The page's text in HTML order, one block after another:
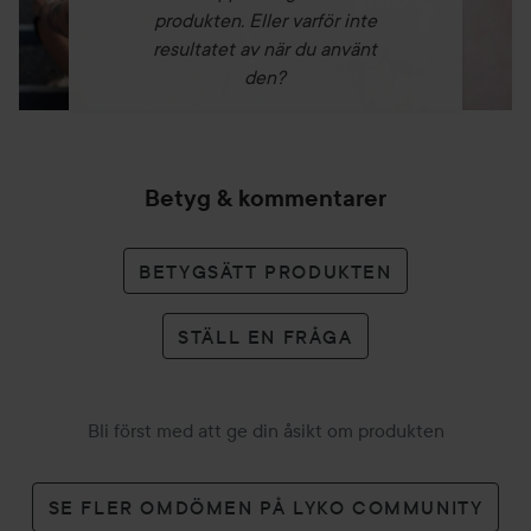
kontakt med ögon, skadad hud och slemhinnor. Endast för
utvärtes bruk. Håll borta från öppen eld och värmekällor.
Förvara svalt och torrt, utom räckhåll för barn.
produkten. Eller varför inte
resultatet av när du använt
den?
Betyg & kommentarer
BETYGSÄTT PRODUKTEN
STÄLL EN FRÅGA
Bli först med att ge din åsikt om produkten
SE FLER OMDÖMEN PÅ LYKO COMMUNITY